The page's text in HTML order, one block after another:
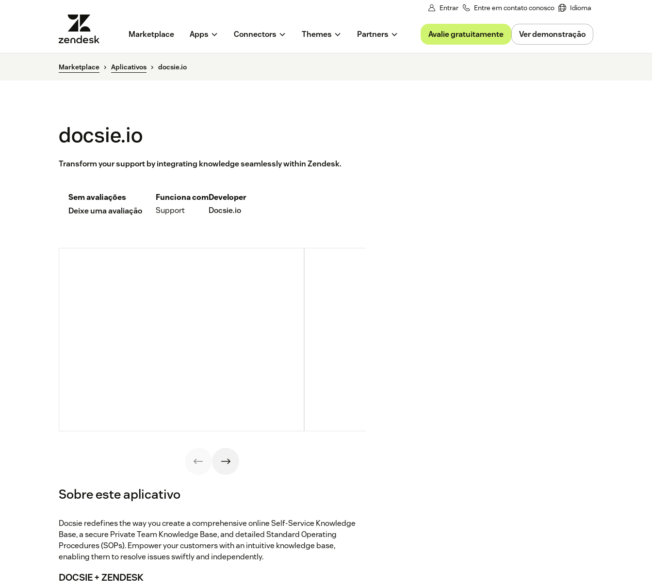
Entrar Entre em contato conosco Idioma
Marketplace Apps Connectors Themes Partners Avalie gratuitamente Ver demonstração
Marketplace Aplicativos docsie.io
docsie.io
Transform your support by integrating knowledge seamlessly within Zendesk.
Sem avaliações
Deixe uma avaliação
Funciona com
Support
Developer
Docsie.io
Sobre este aplicativo
Docsie redefines the way you create a comprehensive online Self-Service Knowledge
Base, a secure Private Team Knowledge Base, and detailed Standard Operating
Procedures (SOPs). Empower your customers with an intuitive knowledge base,
enabling them to resolve issues swiftly and independently.
DOCSIE + ZENDESK